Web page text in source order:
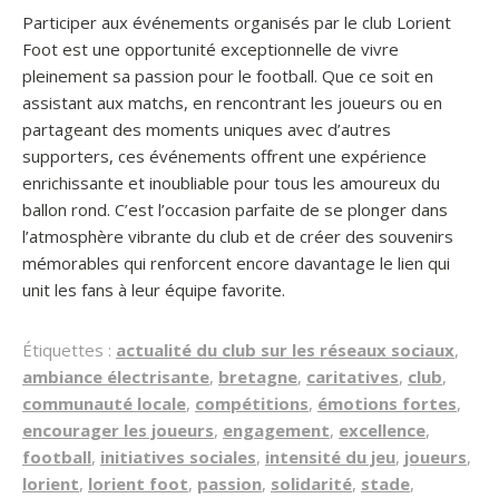
Participer aux événements organisés par le club Lorient
Foot est une opportunité exceptionnelle de vivre
pleinement sa passion pour le football. Que ce soit en
assistant aux matchs, en rencontrant les joueurs ou en
partageant des moments uniques avec d’autres
supporters, ces événements offrent une expérience
enrichissante et inoubliable pour tous les amoureux du
ballon rond. C’est l’occasion parfaite de se plonger dans
l’atmosphère vibrante du club et de créer des souvenirs
mémorables qui renforcent encore davantage le lien qui
unit les fans à leur équipe favorite.
Étiquettes : actualité du club sur les réseaux sociaux,
ambiance électrisante, bretagne, caritatives, club,
communauté locale, compétitions, émotions fortes,
encourager les joueurs, engagement, excellence,
football, initiatives sociales, intensité du jeu, joueurs,
lorient, lorient foot, passion, solidarité, stade,